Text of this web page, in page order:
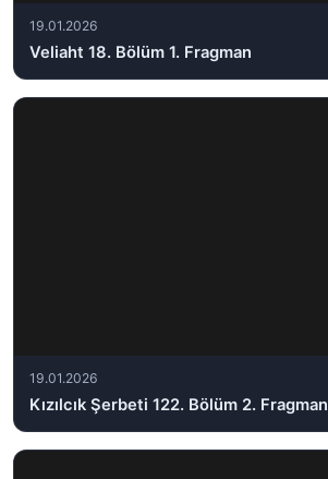
19.01.2026
Veliaht 18. Bölüm 1. Fragman
19.01.2026
Kızılcık Şerbeti 122. Bölüm 2. Fragman